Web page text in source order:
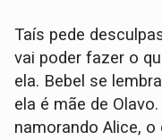
Taís pede
vai poder fazer o
ela. Bebel se
ela é mãe de
namorando Alice,